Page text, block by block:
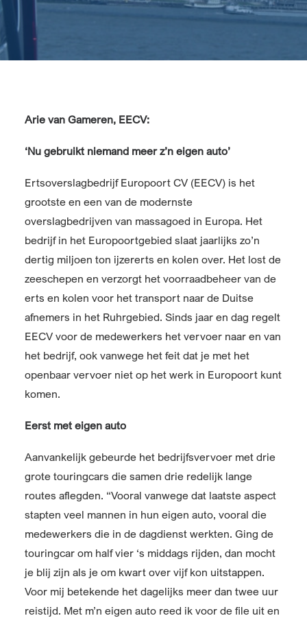
Arie van Gameren, EECV:
‘Nu gebruikt niemand meer z’n eigen auto’
Ertsoverslagbedrijf Europoort CV (EECV) is het
grootste en een van de modernste
overslagbedrijven van massagoed in Europa. Het
bedrijf in het Europoortgebied slaat jaarlijks zo’n
dertig miljoen ton ijzererts en kolen over. Het lost de
zeeschepen en verzorgt het voorraadbeheer van de
erts en kolen voor het transport naar de Duitse
afnemers in het Ruhrgebied. Sinds jaar en dag regelt
EECV voor de medewerkers het vervoer naar en van
het bedrijf, ook vanwege het feit dat je met het
openbaar vervoer niet op het werk in Europoort kunt
komen.
Eerst met eigen auto
Aanvankelijk gebeurde het bedrijfsvervoer met drie
grote touringcars die samen drie redelijk lange
routes aflegden. “Vooral vanwege dat laatste aspect
stapten veel mannen in hun eigen auto, vooral die
medewerkers die in de dagdienst werkten. Ging de
touringcar om half vier ‘s middags rijden, dan mocht
je blij zijn als je om kwart over vijf kon uitstappen.
Voor mij betekende het dagelijks meer dan twee uur
reistijd. Met m’n eigen auto reed ik voor de file uit en